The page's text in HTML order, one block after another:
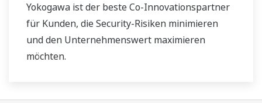
Yokogawa ist der beste Co-Innovationspartner
für Kunden, die Security-Risiken minimieren
und den Unternehmenswert maximieren
möchten.